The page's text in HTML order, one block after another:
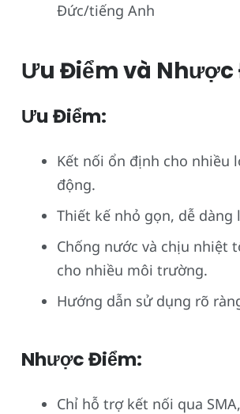
Đức/tiếng Anh
Ưu Điểm và
Ưu Điểm:
Kết nối ổn định cho nhiều
động.
Thiết kế nhỏ gọn, dễ dàng
Chống nước và chịu nhiệt
cho nhiều môi trường.
Hướng dẫn sử dụng rõ
Nhược Điểm:
Chỉ hỗ trợ kết nối qua